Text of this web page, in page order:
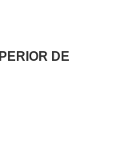
DE